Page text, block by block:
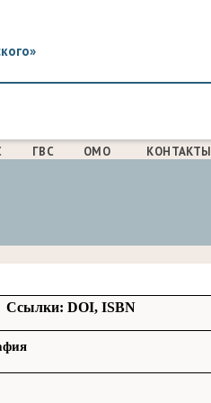
ГВС ОМО КОНТАКТЫ
Ссылки: DOI, ISBN